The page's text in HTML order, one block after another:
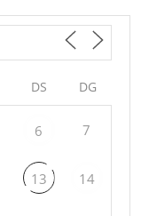
DS DG
6 7
13 14